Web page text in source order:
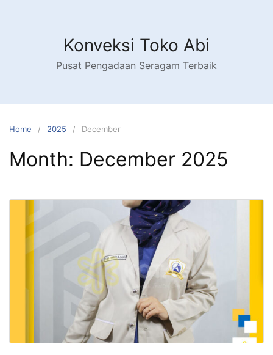
Konveksi Toko Abi
Pusat Pengadaan Seragam Terbaik
Home 2025 December
Month: December 2025